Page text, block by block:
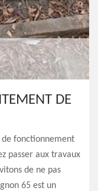
DE
de fonctionnement
passer aux travaux
de ne pas
65 est un